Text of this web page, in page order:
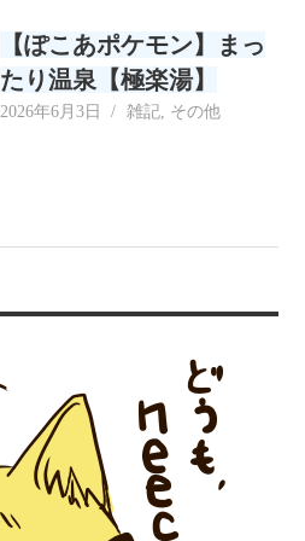
【ぽこあポケモン】まっ
たり温泉【極楽湯】
2026年6月3日 neecat
雑記, その他